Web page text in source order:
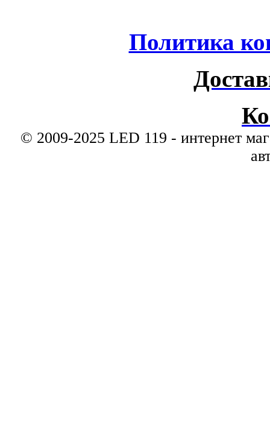
Политика
© 2009-2025 LED 119 - интернет